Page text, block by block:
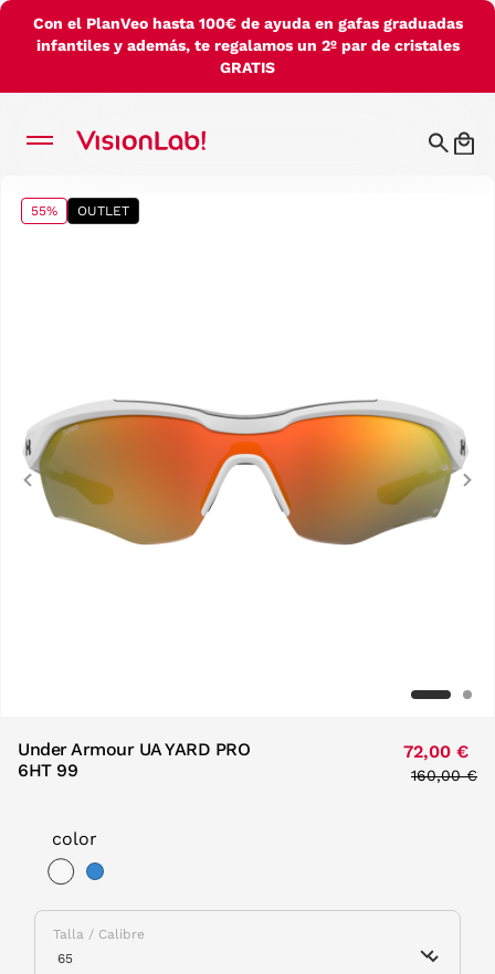
Con el PlanVeo hasta 100€ de ayuda en gafas graduadas
infantiles y además, te regalamos un 2º par de cristales
GRATIS
55% OUTLET
Previous
Under Armour UA YARD PRO
6HT 99
72,00 €
Price
160,00 €
color
Talla / Calibre